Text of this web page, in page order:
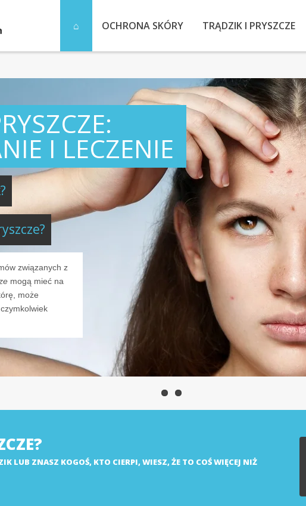
OCHRONA SKÓRY TRĄDZIK I PRYSZCZE
I LECZENIE
związanych z
mogą mieć na
może
LUB ZNASZ KOGOŚ, KTO CIERPI, WIESZ, ŻE TO COŚ WIĘCEJ NIŻ